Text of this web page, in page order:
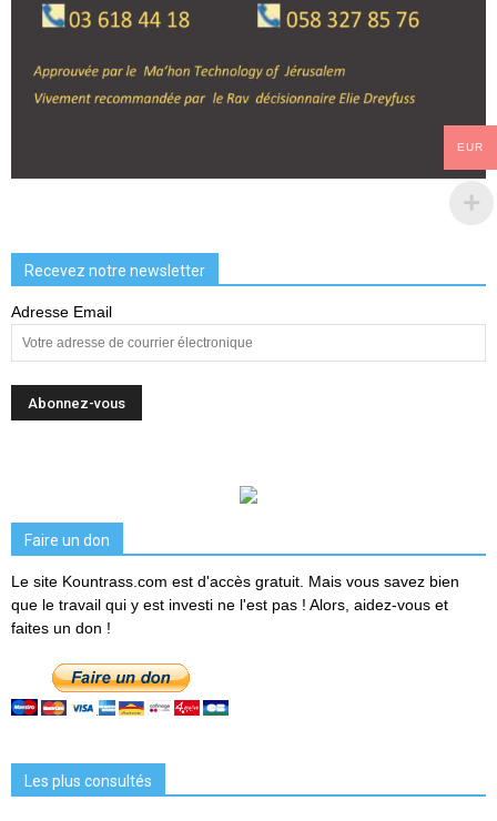
Recevez notre newsletter
Adresse Email
Faire un don
Le site Kountrass.com est d'accès gratuit. Mais vous savez bien
que le travail qui y est investi ne l'est pas ! Alors, aidez-vous et
faites un don !
Les plus consultés
EUR